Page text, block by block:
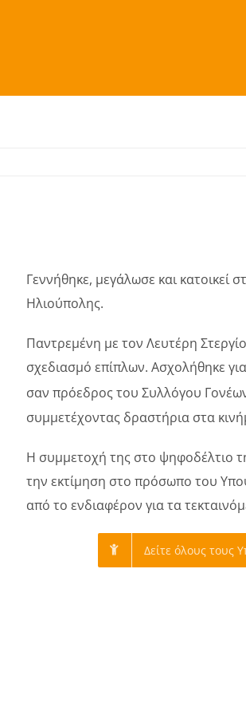
Γεννήθηκε, μεγάλωσε και
Ηλιούπολης.
Παντρεμένη με τον Λευτέρη
σχεδιασμό επίπλων. Ασχολήθηκε
σαν πρόεδρος του Συλλόγου
συμμετέχοντας δραστήρια στα
Η συμμετοχή της στο ψηφοδέλτιο
την εκτίμηση στο πρόσωπο του
από το ενδιαφέρον για τα
Δείτε όλους τους